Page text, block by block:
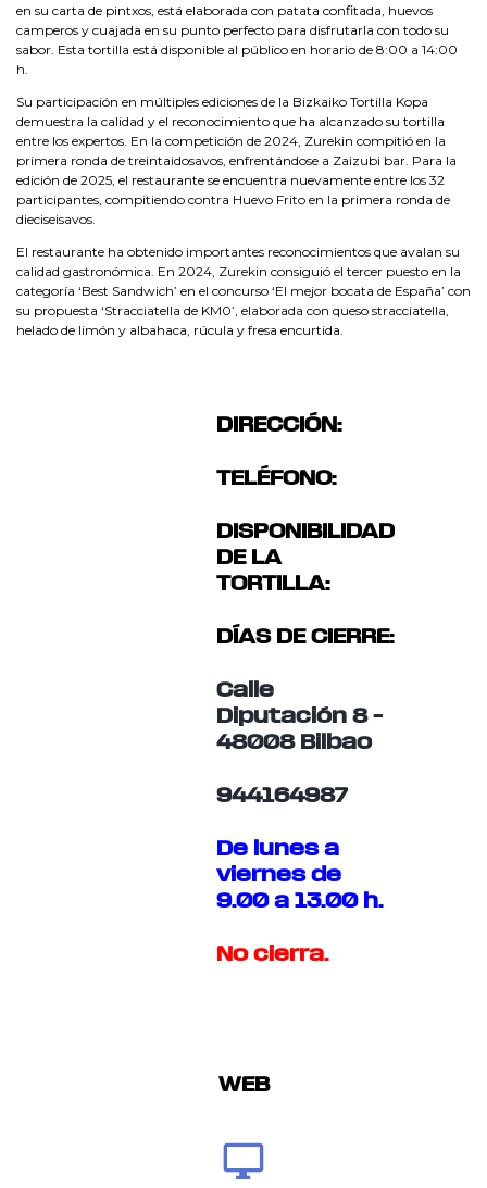
en su carta de pintxos, está elaborada con patata confitada, huevos
camperos y cuajada en su punto perfecto para disfrutarla con todo su
sabor. Esta tortilla está disponible al público en horario de 8:00 a 14:00
h.
Su participación en múltiples ediciones de la Bizkaiko Tortilla Kopa
demuestra la calidad y el reconocimiento que ha alcanzado su tortilla
entre los expertos. En la competición de 2024, Zurekin compitió en la
primera ronda de treintaidosavos, enfrentándose a Zaizubi bar. Para la
edición de 2025, el restaurante se encuentra nuevamente entre los 32
participantes, compitiendo contra Huevo Frito en la primera ronda de
dieciseisavos.
El restaurante ha obtenido importantes reconocimientos que avalan su
calidad gastronómica. En 2024, Zurekin consiguió el tercer puesto en la
categoría ‘Best Sandwich’ en el concurso ‘El mejor bocata de España’ con
su propuesta ‘Stracciatella de KM0’, elaborada con queso stracciatella,
helado de limón y albahaca, rúcula y fresa encurtida.
DIRECCIÓN:
TELÉFONO:
DISPONIBILIDAD
DE LA
TORTILLA:
DÍAS DE CIERRE:
Calle
Diputación 8 –
48008 Bilbao
944164987
De lunes a
viernes de
9.00 a 13.00 h.
No cierra.
WEB